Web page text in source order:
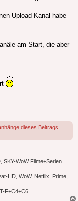
Upload Kanal habe
am Start, die aber
dieses Beitrags
SKY-WoW Filme+Serien
HD, WoW, Netflix, Prime,
F+C4+C6